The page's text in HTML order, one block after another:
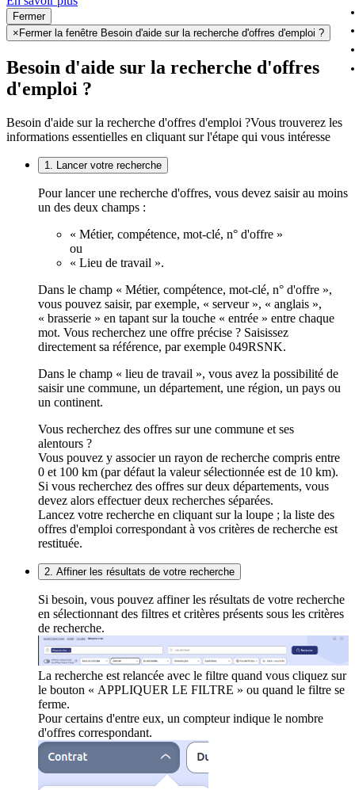
Fermer
× Fermer la fenêtre Besoin d'aide sur la recherche d'offres d'emploi ?
Besoin d'aide sur la recherche d'offres
d'emploi ?
Besoin d'aide sur la recherche d'offres d'emploi ?Vous trouverez les
informations essentielles en cliquant sur l'étape qui vous intéresse
1. Lancer votre recherche
Pour lancer une recherche d'offres, vous devez saisir au moins
un des deux champs :
« Métier, compétence, mot-clé, n° d'offre »
ou
« Lieu de travail ».
Dans le champ « Métier, compétence, mot-clé, n° d'offre »,
vous pouvez saisir, par exemple, « serveur », « anglais »,
« brasserie » en tapant sur la touche « entrée » entre chaque
mot. Vous recherchez une offre précise ? Saisissez
directement sa référence, par exemple 049RSNK.
Dans le champ « lieu de travail », vous avez la possibilité de
saisir une commune, un département, une région, un pays ou
un continent.
Vous recherchez des offres sur une commune et ses
alentours ?
Vous pouvez y associer un rayon de recherche compris entre
0 et 100 km (par défaut la valeur sélectionnée est de 10 km).
Si vous recherchez des offres sur deux départements, vous
devez alors effectuer deux recherches séparées.
Lancez votre recherche en cliquant sur la loupe ; la liste des
offres d'emploi correspondant à vos critères de recherche est
restituée.
2. Affiner les résultats de votre recherche
Si besoin, vous pouvez affiner les résultats de votre recherche
en sélectionnant des filtres et critères présents sous les critères
de recherche.
La recherche est relancée avec le filtre quand vous cliquez sur
le bouton « APPLIQUER LE FILTRE » ou quand le filtre se
ferme.
Pour certains d'entre eux, un compteur indique le nombre
d'offres correspondant.